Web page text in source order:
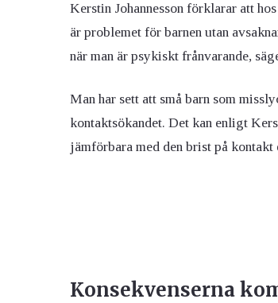
Kerstin Johannesson förklarar att
är problemet för barnen utan
när man är psykiskt frånvarande,
Man har sett att små barn som
kontaktsökandet. Det kan enligt
jämförbara med den brist på
Konsekvenserna